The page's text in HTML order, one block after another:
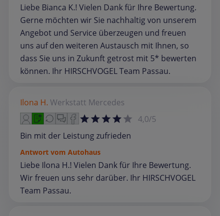
Liebe Bianca K.! Vielen Dank für Ihre Bewertung.
Gerne möchten wir Sie nachhaltig von unserem
Angebot und Service überzeugen und freuen
uns auf den weiteren Austausch mit Ihnen, so
dass Sie uns in Zukunft getrost mit 5* bewerten
können. Ihr HIRSCHVOGEL Team Passau.
Ilona H. Werkstatt Mercedes
4,0/5
Bin mit der Leistung zufrieden
Antwort vom Autohaus
Liebe Ilona H.! Vielen Dank für Ihre Bewertung.
Wir freuen uns sehr darüber. Ihr HIRSCHVOGEL
Team Passau.